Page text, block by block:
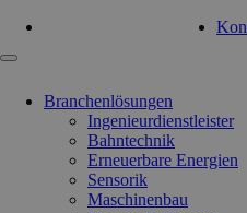
Tel: 0351 47 93 41 92
Navigation
Branchenlösungen
Ingenieurdienstleister
Bahntechnik
Erneuerbare Energien
Sensorik
Maschinenbau